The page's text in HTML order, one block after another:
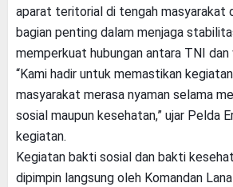
aparat teritorial di tengah masyarakat
bagian penting dalam menjaga
memperkuat hubungan antara TNI dan
“Kami hadir untuk memastikan
masyarakat merasa nyaman selama
sosial maupun kesehatan,” ujar Pelda
kegiatan.
Kegiatan bakti sosial dan bakti
dipimpin langsung oleh Komandan